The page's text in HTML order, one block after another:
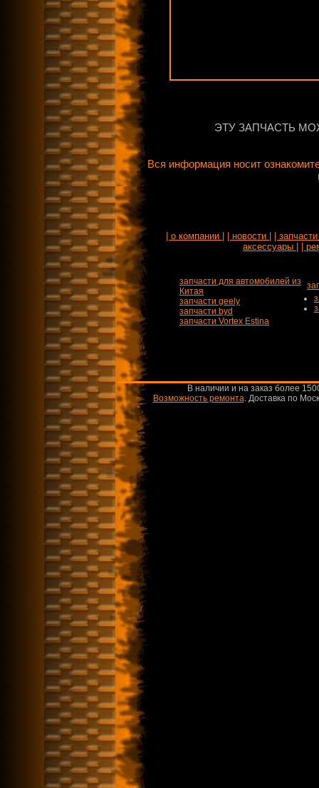
ЭТУ ЗАПЧАСТЬ
Вся информация носит
| о компании | | новости |
|
аксессуары |
|
запчасти для автомобилей из
Китая
запчасти geely
запчасти byd
запчасти Vortex Estina
В наличии и на заказ более
Возможность ремонта.Доставка по